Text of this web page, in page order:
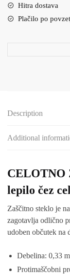
čez
celotno
quantity
Hitra dostava
Plačilo po
Description
Additional
CELOTNO
lepilo čez
Zaščitno steklo je
zagotavlja odlično
udoben občutek na
Debelina: 0,33
Protimaščobni